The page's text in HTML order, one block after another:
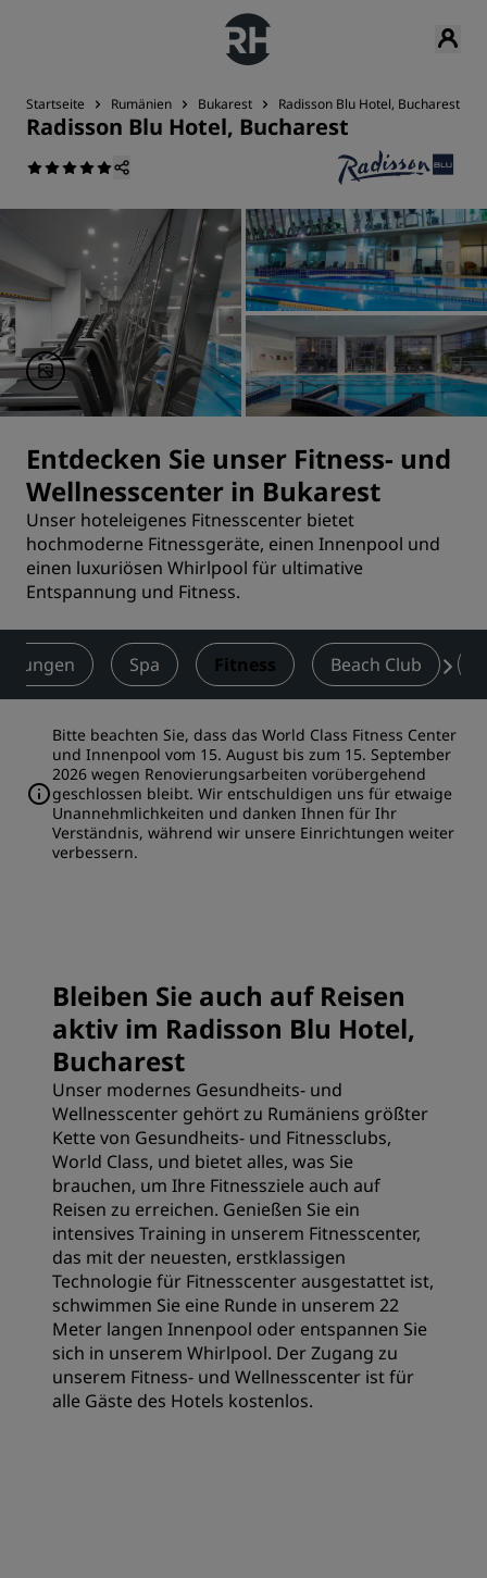
Startseite Rumänien Bukarest Radisson Blu Hotel, Bucharest
Radisson Blu Hotel, Bucharest
Entdecken Sie unser Fitness- und
Wellnesscenter in Bukarest
Unser hoteleigenes Fitnesscenter bietet
hochmoderne Fitnessgeräte, einen Innenpool und
einen luxuriösen Whirlpool für ultimative
Entspannung und Fitness.
Spa Fitness Beach Club
Bitte beachten Sie, dass das World Class Fitness Center
und Innenpool vom 15. August bis zum 15. September
2026 wegen Renovierungsarbeiten vorübergehend
geschlossen bleibt. Wir entschuldigen uns für etwaige
Unannehmlichkeiten und danken Ihnen für Ihr
Verständnis, während wir unsere Einrichtungen weiter
verbessern.
Bleiben Sie auch auf Reisen
aktiv im Radisson Blu Hotel,
Bucharest
Unser modernes Gesundheits- und
Wellnesscenter gehört zu Rumäniens größter
Kette von Gesundheits- und Fitnessclubs,
World Class, und bietet alles, was Sie
brauchen, um Ihre Fitnessziele auch auf
Reisen zu erreichen. Genießen Sie ein
intensives Training in unserem Fitnesscenter,
das mit der neuesten, erstklassigen
Technologie für Fitnesscenter ausgestattet ist,
schwimmen Sie eine Runde in unserem 22
Meter langen Innenpool oder entspannen Sie
sich in unserem Whirlpool. Der Zugang zu
unserem Fitness- und Wellnesscenter ist für
alle Gäste des Hotels kostenlos.